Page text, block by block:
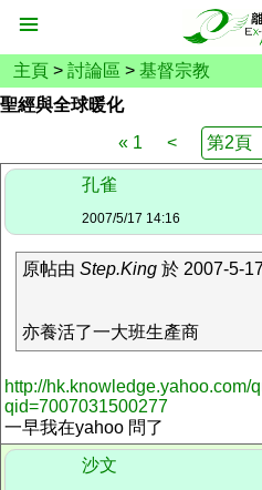
主頁 > 討論區 > 基督宗教
聖經與全球暖化
« 1
<
孔雀
2007/5/17 14:16
原帖由 Step.King 於 2007-5-
亦養活了一大班生產商
http://hk.knowledge.yahoo.com/
qid=7007031500277
一早我在yahoo 問了
沙文